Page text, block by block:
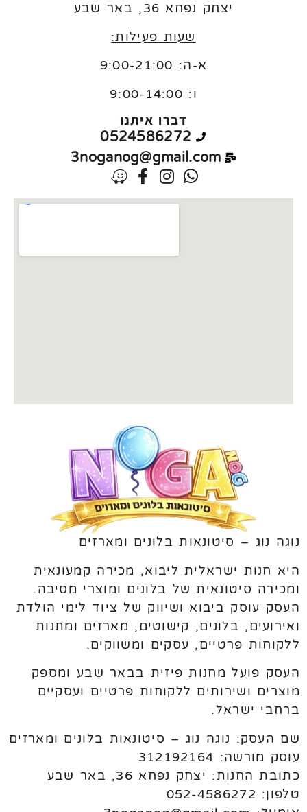
יצחק נפחא 36, באר שבע
שעות פעילות:
א-ה: 9:00-21:00
ו: 9:00-14:00
דברו איתנו
0524586272
3noganog@gmail.com
נוגה נוג – סיטונאות בלונים ומארזים
היא חנות ישראלית ליבוא, מכירה קמעונאית
ומכירה סיטונאית של בלונים ומוצרי מסיבה.
העסק עוסק ביבוא ושיווק של ציוד לימי הולדת
ואירועים, בלונים, קישוטים, מארזים ומתנות
ללקוחות פרטיים, עסקים ומשווקים.
העסק פועל מחנות פיזית בבאר שבע ומספק
מוצרים ושירותים ללקוחות פרטיים ועסקיים
ברחבי ישראל.
שם העסק: נוגה נוג – סיטונאות בלונים ומארזים
עוסק מורשה: 312192164
כתובת החנות: יצחק נפחא 36, באר שבע
טלפון: 052-4586272